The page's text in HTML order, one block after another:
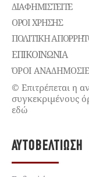
ΔΙΑΦΗΜΙΣΤΕΊΤΕ
ΌΡΟΙ ΧΡΉΣΗΣ
ΠΟΛΙΤΙΚΉ
ΕΠΙΚΟΙΝΩΝΊΑ
ΌΡΟΙ
© Επιτρέπεται η
συγκεκριμένους
εδώ
ΑΥΤΟΒΕΛΤΊΩΣΗ